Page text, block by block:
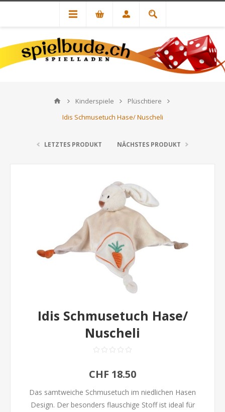
Kinderspiele
Plüschtiere
Idis Schmusetuch Hase/ Nuscheli
LETZTES PRODUKT NÄCHSTES PRODUKT
Idis Schmusetuch Hase/
Nuscheli
CHF 18.50
Das samtweiche Schmusetuch im niedlichen Hasen
Design. Der besonders flauschige Stoff ist ideal für